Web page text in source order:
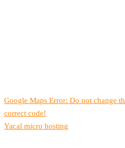
Google Maps Error: Do not change
correct code!
Yacal micro hosting